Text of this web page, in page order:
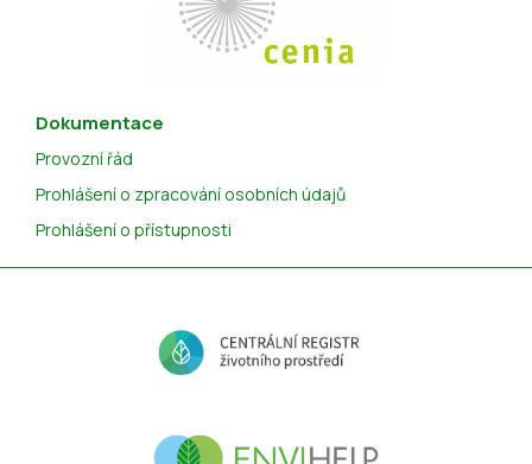
Dokumentace
Provozní řád
Prohlášení o zpracování osobních údajů
Prohlášení o přístupnosti